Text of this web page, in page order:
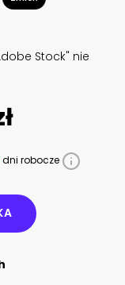
Stock" nie
dni robocze